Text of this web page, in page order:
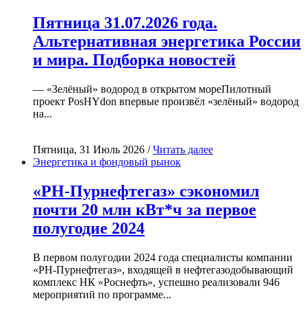
Пятница 31.07.2026 года.
Альтернативная энергетика России
и мира. Подборка новостей
— «Зелёный» водород в открытом мореПилотный
проект PosHYdon впервые произвёл «зелёный» водород
на...
Пятница, 31 Июль 2026 /Читать далее
Энергетика и фондовый рынок
«РН-Пурнефтегаз» сэкономил
почти 20 млн кВт*ч за первое
полугодие 2024
В первом полугодии 2024 года специалисты компании
«РН-Пурнефтегаз», входящей в нефтегазодобывающий
комплекс НК «Роснефть», успешно реализовали 946
мероприятий по программе...